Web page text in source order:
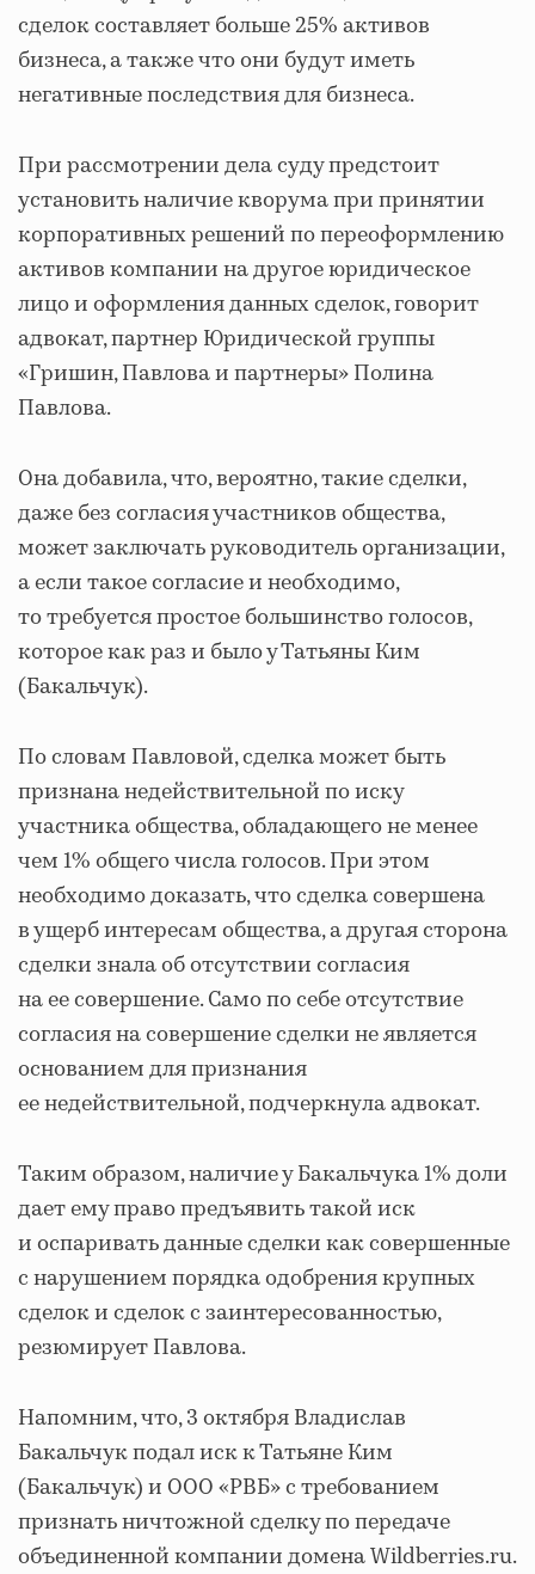
сделок составляет больше 25% активов
бизнеса, а также что они будут иметь
негативные последствия для бизнеса.
При рассмотрении дела суду предстоит
установить наличие кворума при принятии
корпоративных решений по переоформлению
активов компании на другое юридическое
лицо и оформления данных сделок, говорит
адвокат, партнер Юридической группы
«Гришин, Павлова и партнеры» Полина
Павлова.
Она добавила, что, вероятно, такие сделки,
даже без согласия участников общества,
может заключать руководитель организации,
а если такое согласие и необходимо,
то требуется простое большинство голосов,
которое как раз и было у Татьяны Ким
(Бакальчук).
По словам Павловой, сделка может быть
признана недействительной по иску
участника общества, обладающего не менее
чем 1% общего числа голосов. При этом
необходимо доказать, что сделка совершена
в ущерб интересам общества, а другая сторона
сделки знала об отсутствии согласия
на ее совершение. Само по себе отсутствие
согласия на совершение сделки не является
основанием для признания
ее недействительной, подчеркнула адвокат.
Таким образом, наличие у Бакальчука 1% доли
дает ему право предъявить такой иск
и оспаривать данные сделки как совершенные
с нарушением порядка одобрения крупных
сделок и сделок с заинтересованностью,
резюмирует Павлова.
Напомним, что, 3 октября Владислав
Бакальчук подал иск к Татьяне Ким
(Бакальчук) и ООО «РВБ» с требованием
признать ничтожной сделку по передаче
объединенной компании домена Wildberries.ru.